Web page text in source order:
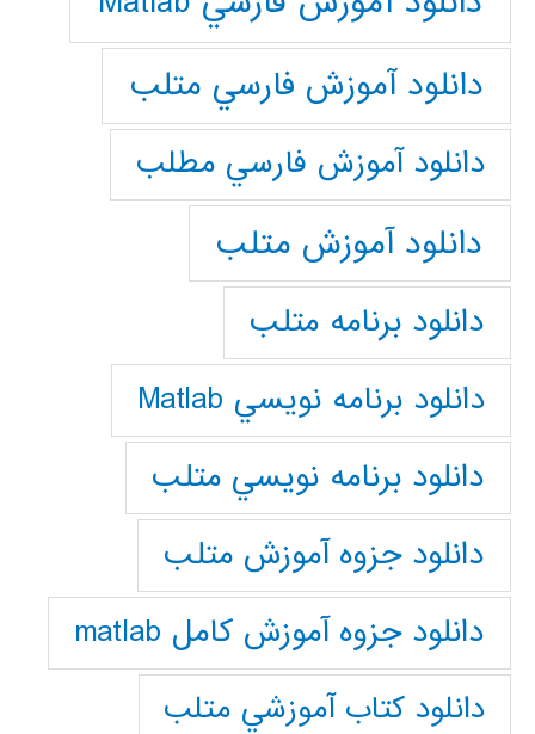
دانلود آموزش فارسي متلب
دانلود آموزش فارسي مطلب
دانلود آموزش متلب
دانلود برنامه متلب
دانلود برنامه نويسي Matlab
دانلود برنامه نويسي متلب
دانلود جزوه آموزش متلب
دانلود جزوه آموزش کامل matlab
دانلود كتاب آموزشي متلب